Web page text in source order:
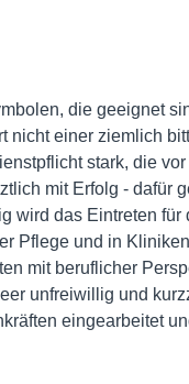
die geeignet
nicht einer ziemlich
stark, die
mit Erfolg - dafür
wird das Eintreten
Pflege und in
mit beruflicher
unfreiwillig und
eingearbeitet